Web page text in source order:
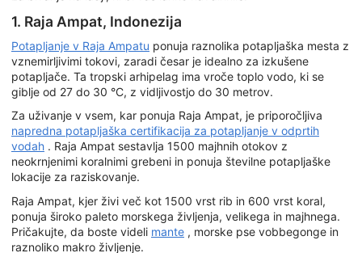
1. Raja Ampat, Indonezija
Potapljanje v Raja Ampatu ponuja raznolika potapljaška mesta z
vznemirljivimi tokovi, zaradi česar je idealno za izkušene
potapljače. Ta tropski arhipelag ima vroče toplo vodo, ki se
giblje od 27 do 30 °C, z vidljivostjo do 30 metrov.
Za uživanje v vsem, kar ponuja Raja Ampat, je priporočljiva
napredna potapljaška certifikacija za potapljanje v odprtih
vodah . Raja Ampat sestavlja 1500 majhnih otokov z
neokrnjenimi koralnimi grebeni in ponuja številne potapljaške
lokacije za raziskovanje.
Raja Ampat, kjer živi več kot 1500 vrst rib in 600 vrst koral,
ponuja široko paleto morskega življenja, velikega in majhnega.
Pričakujte, da boste videli mante , morske pse vobbegonge in
raznoliko makro življenje.